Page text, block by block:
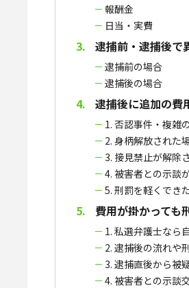
報酬金
日当・実費
逮捕前・逮捕後で
逮捕前の場合
逮捕後の場合
逮捕後に追加の費
1. 否認事件・複雑
2. 身柄解放された
3. 接見禁止が解除
4. 被害者との示談
5. 刑罰を軽くでき
費用が掛かっても
1. 私選弁護士なら
2. 逮捕後の流れや
3. 逮捕直後から被
4. 被害者との示談